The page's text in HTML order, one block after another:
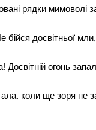
рядки мимоволі
бійся досвітньої
Досвітній огонь
коли ще зоря не